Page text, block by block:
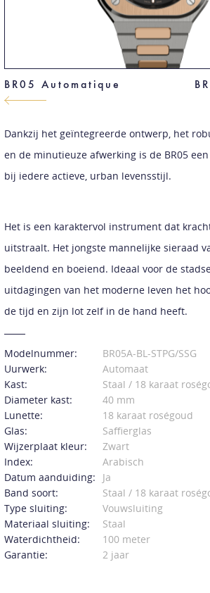
BR05 Automatique
Dankzij het geïntegreerde ontwerp, het
en de minutieuze afwerking is de BR05
bij iedere actieve, urban levensstijl.
Het is een karaktervol instrument dat
uitstraalt. Het jongste mannelijke sieraad
beeldend en boeiend. Ideaal voor de
uitdagingen van het moderne leven het
de tijd en zijn lot zelf in de hand heeft.
Modelnummer:
BR05A-BL-STPG/SSG
Uurwerk:
Automaat
Kast:
Staal / 18 karaat
Diameter kast:
40 mm
Lunette:
18 karaat roségoud
Glas:
Saffierglas
Wijzerplaat kleur:
Zwart
Index:
Arabisch
Datum aanduiding:
Ja
Band soort:
Staal / 18 karaat
Type sluiting:
Vouwsluiting
Materiaal sluiting:
Staal
Waterdichtheid:
100 meter
Garantie:
2 jaar